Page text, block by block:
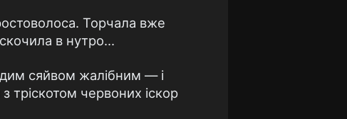
Торчала вже
в нутро...
сяйвом жалібним — і
тріскотом червоних іскор